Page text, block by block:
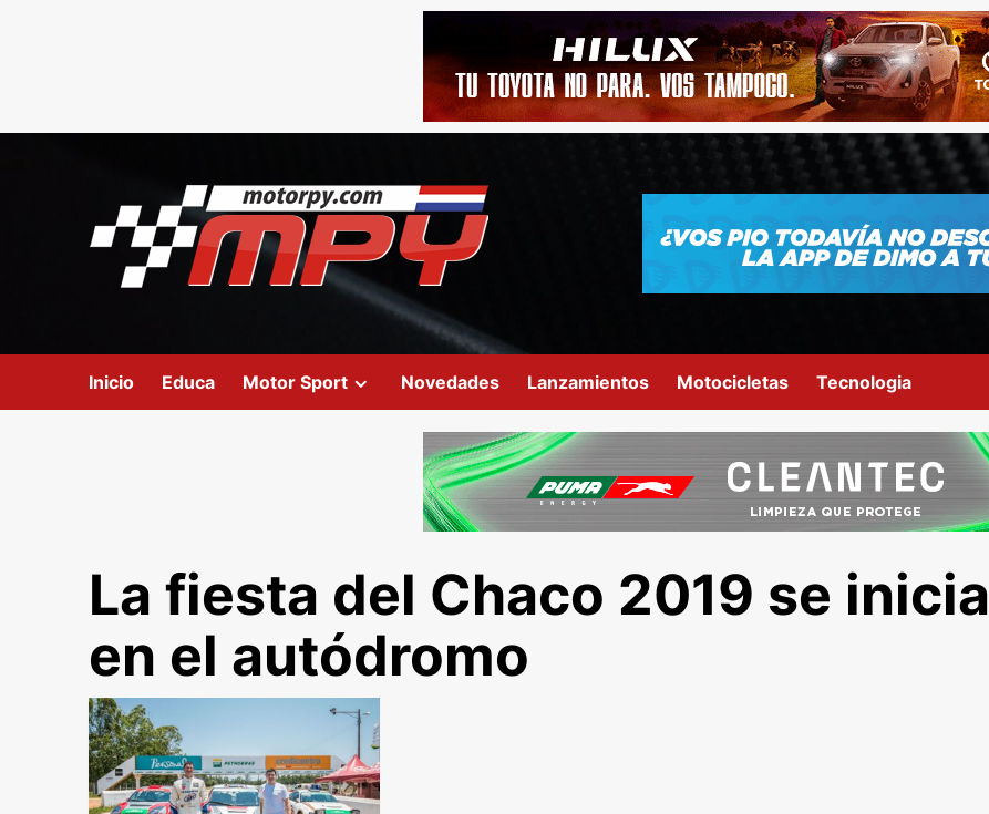
Inicio Educa Motor Sport Novedades Lanzamientos Motocicletas Tecnologia
La fiesta del Chaco 2019 se inicia
en el autódromo